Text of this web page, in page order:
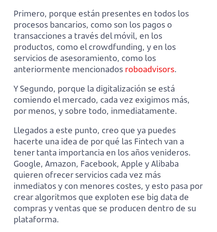
Primero, porque están presentes en todos los
procesos bancarios, como son los pagos o
transacciones a través del móvil, en los
productos, como el crowdfunding, y en los
servicios de asesoramiento, como los
anteriormente mencionados roboadvisors.
Y Segundo, porque la digitalización se está
comiendo el mercado, cada vez exigimos más,
por menos, y sobre todo, inmediatamente.
Llegados a este punto, creo que ya puedes
hacerte una idea de por qué las Fintech van a
tener tanta importancia en los años venideros.
Google, Amazon, Facebook, Apple y Alibaba
quieren ofrecer servicios cada vez más
inmediatos y con menores costes, y esto pasa por
crear algoritmos que exploten ese big data de
compras y ventas que se producen dentro de su
plataforma.